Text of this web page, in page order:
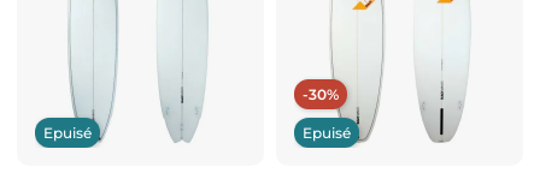
Epuisé
-30%
Epuisé